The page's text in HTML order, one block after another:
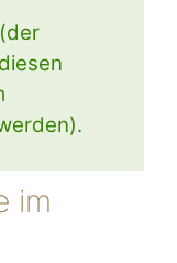
(der
im